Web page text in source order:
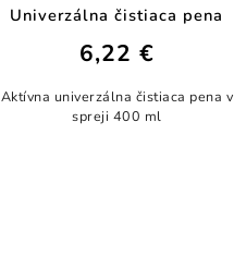
Univerzálna čistiaca pena
6,22 €
Aktívna univerzálna čistiaca pena v
spreji 400 ml